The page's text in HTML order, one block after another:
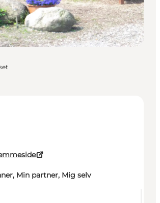
Min partner, Mig selv